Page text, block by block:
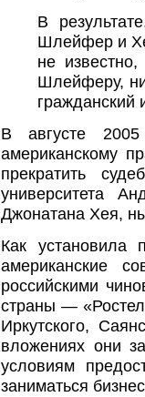
В
Шлейфер и
не
Шлейферу,
гражданский
В августе 2005
американскому
прекратить
университета
Джонатана Хея,
Как установила
американские
российскими
страны —
Иркутского,
вложениях они
условиям
заниматься